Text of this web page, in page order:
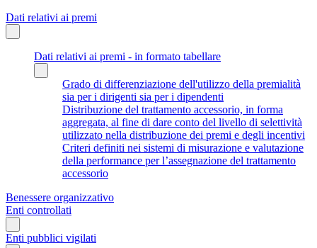
Dati relativi ai premi
Dati relativi ai premi - in formato tabellare
Grado di differenziazione dell'utilizzo della premialità
sia per i dirigenti sia per i dipendenti
Distribuzione del trattamento accessorio, in forma
aggregata, al fine di dare conto del livello di selettività
utilizzato nella distribuzione dei premi e degli incentivi
Criteri definiti nei sistemi di misurazione e valutazione
della performance per l’assegnazione del trattamento
accessorio
Benessere organizzativo
Enti controllati
Enti pubblici vigilati